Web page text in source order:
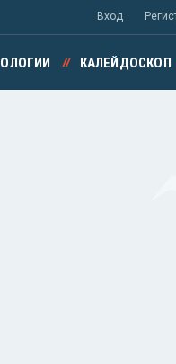
Вход
КАЛЕЙДОСКОП